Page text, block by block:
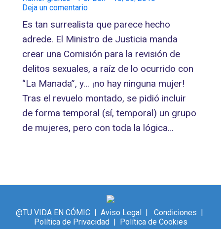
Deja un comentario
Es tan surrealista que parece hecho
adrede. El Ministro de Justicia manda
crear una Comisión para la revisión de
delitos sexuales, a raíz de lo ocurrido con
“La Manada”, y… ¡no hay ninguna mujer!
Tras el revuelo montado, se pidió incluir
de forma temporal (sí, temporal) un grupo
de mujeres, pero con toda la lógica…
@TU VIDA EN CÓMIC | Aviso Legal | Condiciones |
Política de Privacidad| Política de Cookies